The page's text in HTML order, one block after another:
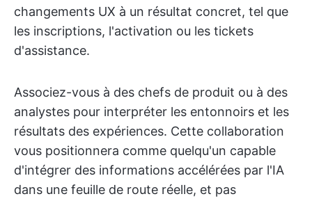
changements UX à un résultat concret, tel que
les inscriptions, l'activation ou les tickets
d'assistance.
Associez-vous à des chefs de produit ou à des
analystes pour interpréter les entonnoirs et les
résultats des expériences. Cette collaboration
vous positionnera comme quelqu'un capable
d'intégrer des informations accélérées par l'IA
dans une feuille de route réelle, et pas